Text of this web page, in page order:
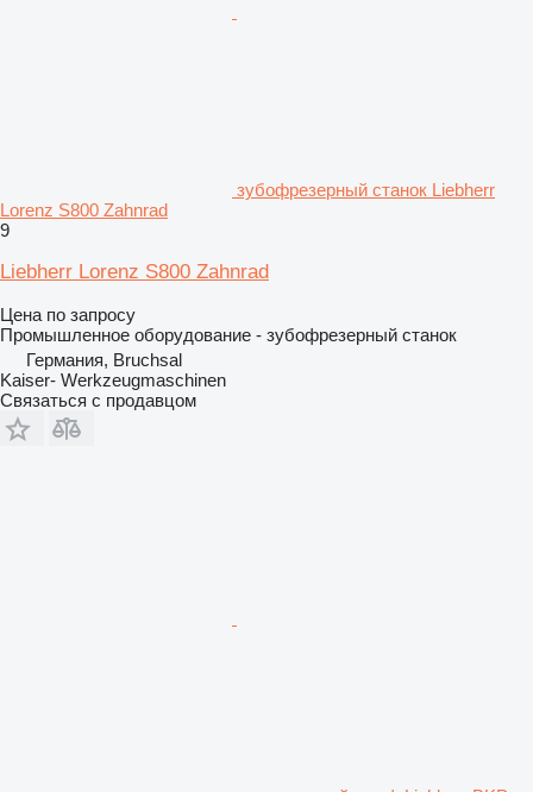
зубофрезерный станок Liebherr
Lorenz S800 Zahnrad
9
Liebherr Lorenz S800 Zahnrad
Цена по запросу
Промышленное оборудование - зубофрезерный станок
Германия, Bruchsal
Kaiser- Werkzeugmaschinen
Связаться с продавцом